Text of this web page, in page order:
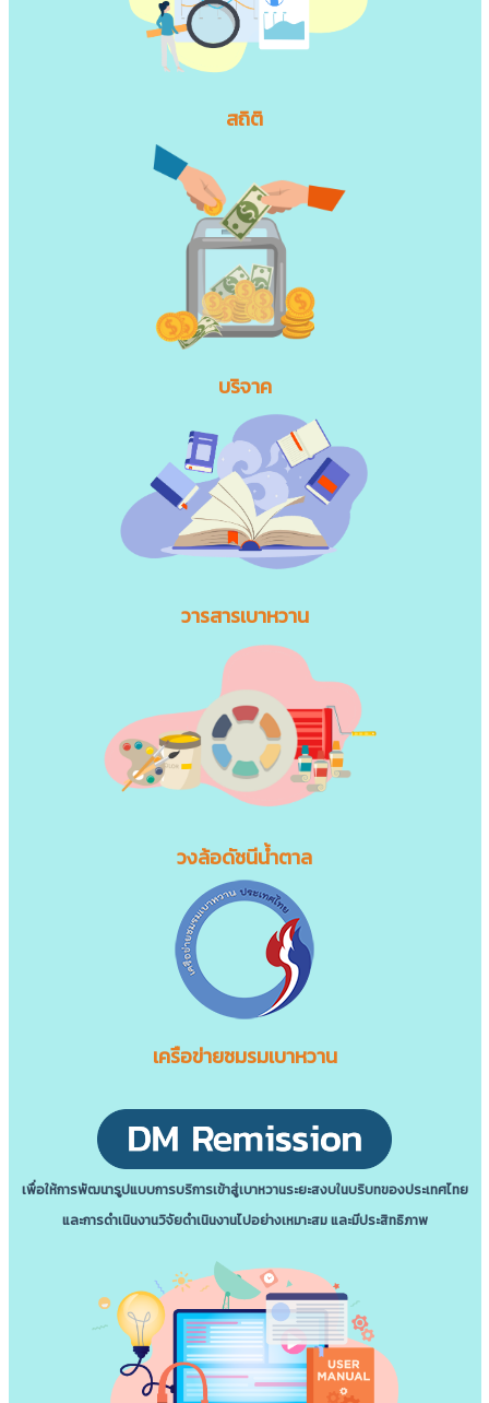
สถิติ
บริจาค
วารสารเบาหวาน
วงล้อดัชนีน้ำตาล
เครือข่ายชมรมเบาหวาน
เพื่อให้การพัฒนารูปแบบการบริการเข้าสู่เบาหวานระยะสงบในบริบทของประเทศไทย
และการดําเนินงานวิจัยดําเนินงานไปอย่างเหมาะสม และมีประสิทธิภาพ